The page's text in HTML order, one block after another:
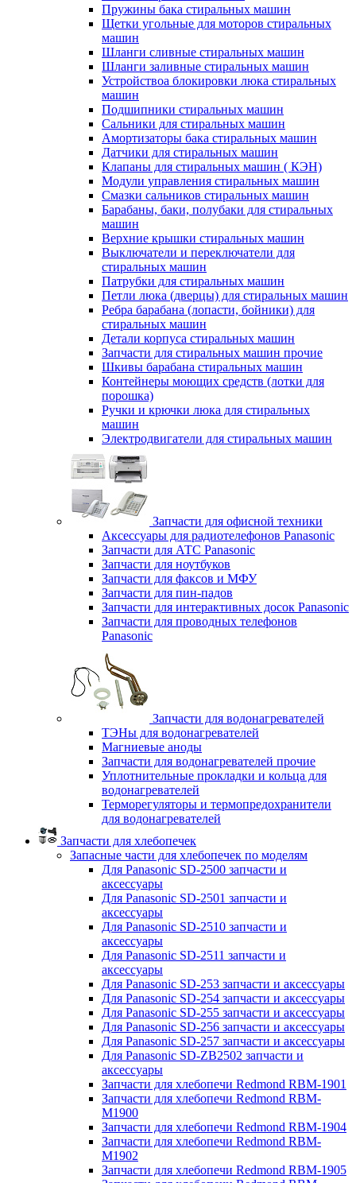
Пружины бака стиральных машин
Щетки угольные для моторов стиральных
машин
Шланги сливные стиральных машин
Шланги заливные стиральных машин
Устройствоа блокировки люка стиральных
машин
Подшипники стиральных машин
Сальники для стиральных машин
Амортизаторы бака стиральных машин
Датчики для стиральных машин
Клапаны для стиральных машин ( КЭН)
Модули управления стиральных машин
Смазки сальников стиральных машин
Барабаны, баки, полубаки для стиральных
машин
Верхние крышки стиральных машин
Выключатели и переключатели для
стиральных машин
Патрубки для стиральных машин
Петли люка (дверцы) для стиральных машин
Ребра барабана (лопасти, бойники) для
стиральных машин
Детали корпуса стиральных машин
Запчасти для стиральных машин прочие
Шкивы барабана стиральных машин
Контейнеры моющих средств (лотки для
порошка)
Ручки и крючки люка для стиральных
машин
Электродвигатели для стиральных машин
Запчасти для офисной техники
Аксессуары для радиотелефонов Panasonic
Запчасти для АТС Panasonic
Запчасти для ноутбуков
Запчасти для факсов и МФУ
Запчасти для пин-падов
Запчасти для интерактивных досок Panasonic
Запчасти для проводных телефонов
Panasonic
Запчасти для водонагревателей
ТЭНы для водонагревателей
Магниевые аноды
Запчасти для водонагревателей прочие
Уплотнительные прокладки и кольца для
водонагревателей
Терморегуляторы и термопредохранители
для водонагревателей
Запчасти для хлебопечек
Запасные части для хлебопечек по моделям
Для Panasonic SD-2500 запчасти и
аксессуары
Для Panasonic SD-2501 запчасти и
аксессуары
Для Panasonic SD-2510 запчасти и
аксессуары
Для Panasonic SD-2511 запчасти и
аксессуары
Для Panasonic SD-253 запчасти и аксессуары
Для Panasonic SD-254 запчасти и аксессуары
Для Panasonic SD-255 запчасти и аксессуары
Для Panasonic SD-256 запчасти и аксессуары
Для Panasonic SD-257 запчасти и аксессуары
Для Panasonic SD-ZB2502 запчасти и
аксессуары
Запчасти для хлебопечи Redmond RBM-1901
Запчасти для хлебопечи Redmond RBM-
M1900
Запчасти для хлебопечи Redmond RBM-1904
Запчасти для хлебопечи Redmond RBM-
M1902
Запчасти для хлебопечи Redmond RBM-1905